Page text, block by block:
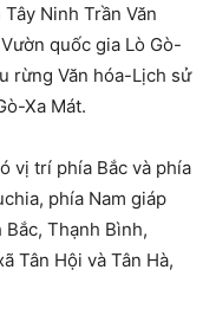
Ninh Trần Văn
quốc gia Lò Gò-
rừng Văn hóa-Lịch sử
Xa Mát.
vị trí phía Bắc và phía
phía Nam giáp
Bắc, Thạnh Bình,
Tân Hội và Tân Hà,